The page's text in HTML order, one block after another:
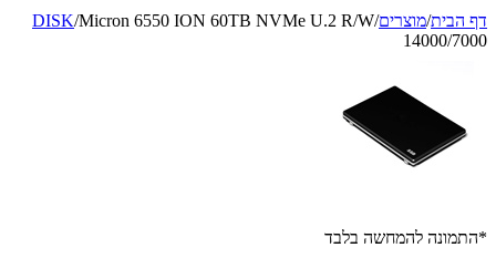
דף הבית/מוצרים/
DISK/Micron 6550 ION 60TB NVMe U.2 R/W
14000/7000
*התמונה להמחשה בלבד